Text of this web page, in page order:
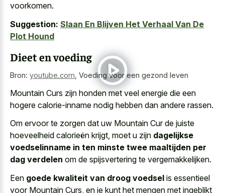
voorkomen.
Suggestion: Slaan En Blijven Het Verhaal Van De
Plot Hound
Dieet en voeding
Bron: youtube.com Voeding voor een gezond leven
Mountain Curs zijn honden met veel energie die een
hogere calorie-inname nodig hebben dan andere rassen.
Om ervoor te zorgen dat uw Mountain Cur de juiste
hoeveelheid calorieën krijgt, moet u zijn dagelijkse
voedselinname in ten minste twee maaltijden per
dag verdelen om de spijsvertering te vergemakkelijken.
Een goede kwaliteit van droog voedsel is essentieel
voor Mountain Curs, en je kunt het mengen met ingeblikt